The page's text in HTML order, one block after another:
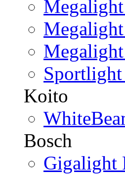
Koito
Bosch
Gigalight